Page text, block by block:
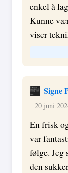
enkel å
Kunne
viser
Signe
20 juni
En frisk
var
følge. Jeg
den